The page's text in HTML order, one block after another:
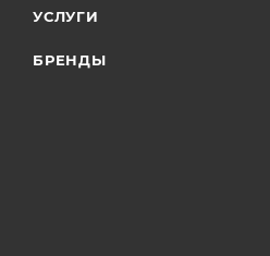
УСЛУГИ
БРЕНДЫ